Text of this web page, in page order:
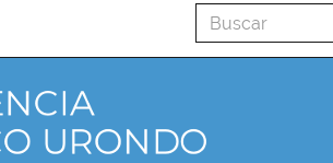
Buscar